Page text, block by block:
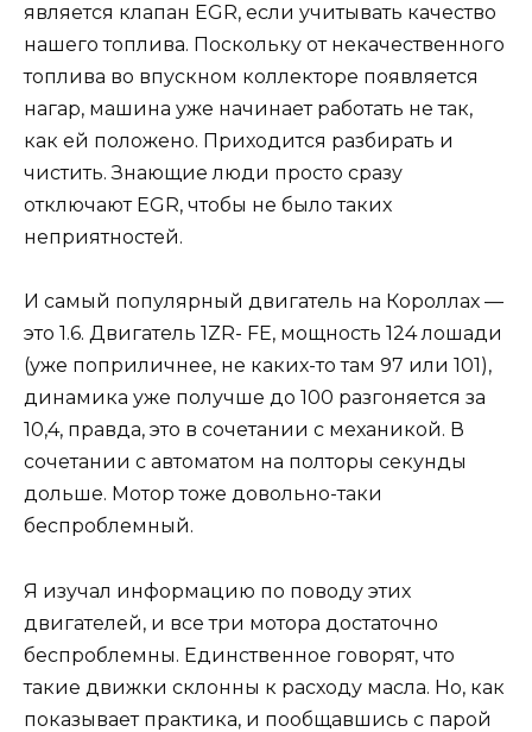
является клапан EGR, если учитывать качество
нашего топлива. Поскольку от некачественного
топлива во впускном коллекторе появляется
нагар, машина уже начинает работать не так,
как ей положено. Приходится разбирать и
чистить. Знающие люди просто сразу
отключают EGR, чтобы не было таких
неприятностей.
И самый популярный двигатель на Короллах —
это 1.6. Двигатель 1ZR- FE, мощность 124 лошади
(уже поприличнее, не каких-то там 97 или 101),
динамика уже получше до 100 разгоняется за
10,4, правда, это в сочетании с механикой. В
сочетании с автоматом на полторы секунды
дольше. Мотор тоже довольно-таки
беспроблемный.
Я изучал информацию по поводу этих
двигателей, и все три мотора достаточно
беспроблемны. Единственное говорят, что
такие движки склонны к расходу масла. Но, как
показывает практика, и пообщавшись с парой